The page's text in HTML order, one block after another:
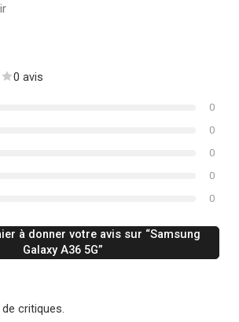
0 avis
0
0
0
0
0
à donner votre avis sur “Samsung
Galaxy A36 5G”
de critiques.